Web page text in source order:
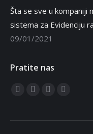
Šta se sve u kompaniji
sistema za Evidenciju
09/01/2021
Pratite nas
Find us on:
Facebook
opens
Twitter
opens
Linkedin
opensopens